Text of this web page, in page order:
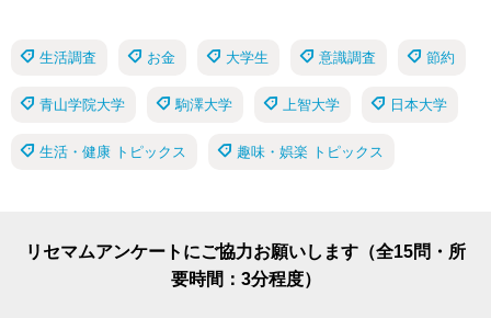
生活調査 お金 大学生 意識調査 節約
青山学院大学 駒澤大学 上智大学 日本大学
生活・健康 トピックス 趣味・娯楽 トピックス
リセマムアンケートにご協力お願いします（全15問・所
要時間：3分程度）